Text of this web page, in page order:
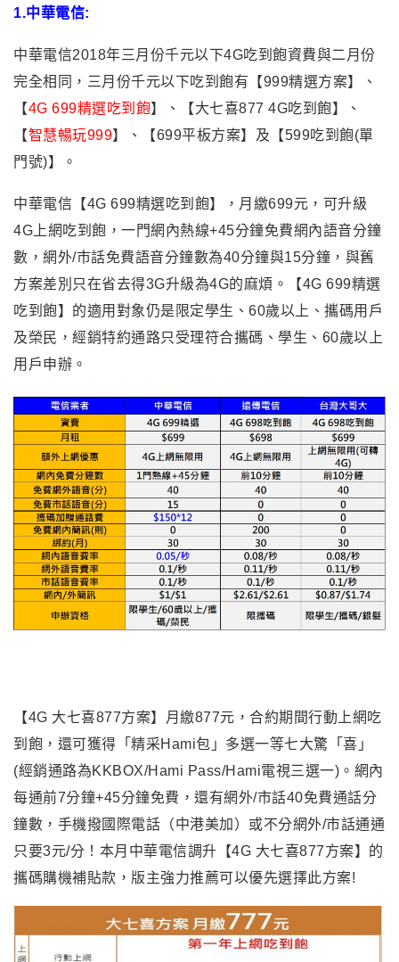
1.中華電信:
中華電信2018年三月份千元以下4G吃到飽資費與二月份
完全相同，三月份千元以下吃到飽有【999精選方案】、
【4G 699精選吃到飽】、【大七喜877 4G吃到飽】、
【智慧暢玩999】、【699平板方案】及【599吃到飽(單
門號)】。
中華電信【4G 699精選吃到飽】，月繳699元，可升級
4G上網吃到飽，一門網內熱線+45分鐘免費網內語音分鐘
數，網外/市話免費語音分鐘數為40分鐘與15分鐘，與舊
方案差別只在省去得3G升級為4G的麻煩。【4G 699精選
吃到飽】的適用對象仍是限定學生、60歲以上、攜碼用戶
及榮民，經銷特約通路只受理符合攜碼、學生、60歲以上
用戶申辦。
【4G 大七喜877方案】月繳877元，合約期間行動上網吃
到飽，還可獲得「精采Hami包」多選一等七大驚「喜」
(經銷通路為KKBOX/Hami Pass/Hami電視三選一)。網內
每通前7分鐘+45分鐘免費，還有網外/市話40免費通話分
鐘數，手機撥國際電話（中港美加）或不分網外/市話通通
只要3元/分！本月中華電信調升【4G 大七喜877方案】的
攜碼購機補貼款，版主強力推薦可以優先選擇此方案!